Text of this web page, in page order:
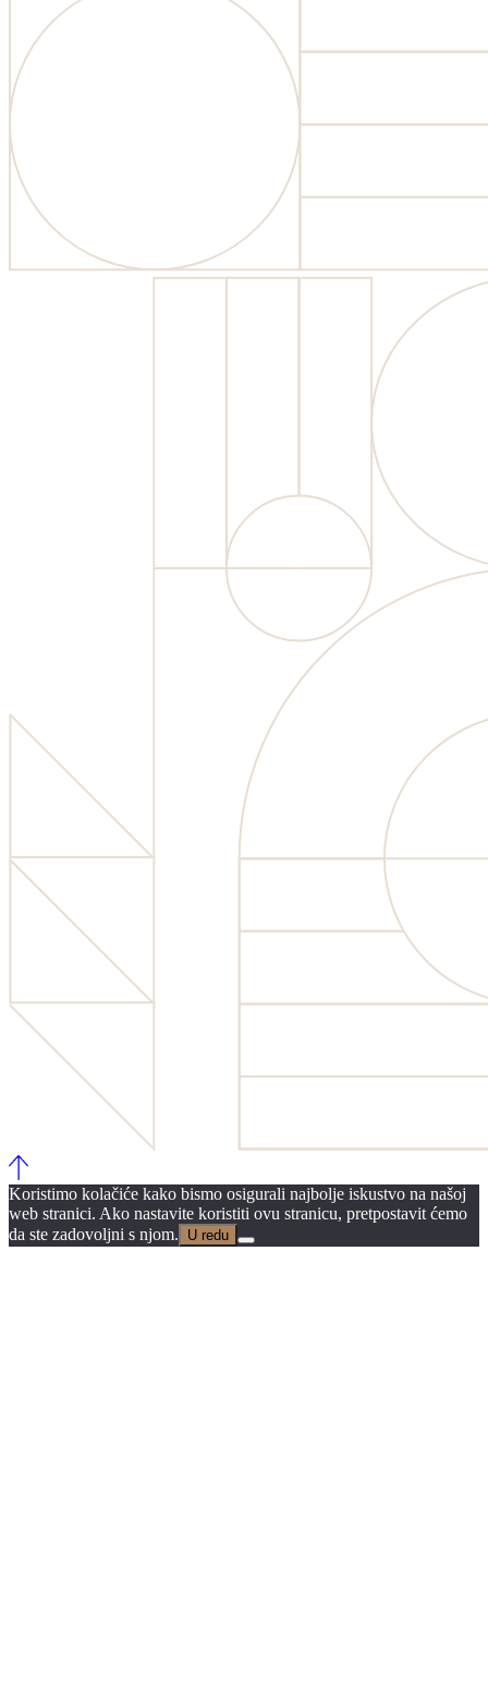
Koristimo kolačiće kako bismo osigurali najbolje iskustvo na našoj
web stranici. Ako nastavite koristiti ovu stranicu, pretpostavit ćemo
da ste zadovoljni s njom.
U redu